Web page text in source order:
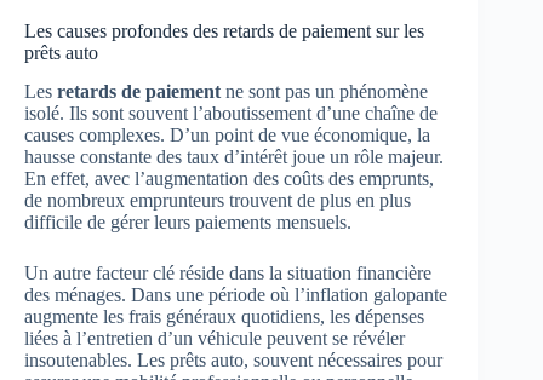
Les causes profondes des retards de paiement sur les
prêts auto
Les retards de paiementne sont pas un phénomène
isolé. Ils sont souvent l’aboutissement d’une chaîne de
causes complexes. D’un point de vue économique, la
hausse constante des taux d’intérêt joue un rôle majeur.
En effet, avec l’augmentation des coûts des emprunts,
de nombreux emprunteurs trouvent de plus en plus
difficile de gérer leurs paiements mensuels.
Un autre facteur clé réside dans la situation financière
des ménages. Dans une période où l’inflation galopante
augmente les frais généraux quotidiens, les dépenses
liées à l’entretien d’un véhicule peuvent se révéler
insoutenables. Les prêts auto, souvent nécessaires pour